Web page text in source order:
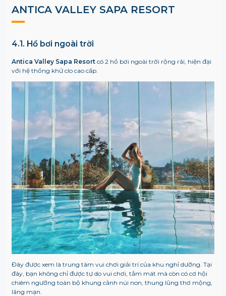
ANTICA VALLEY SAPA RESORT
4.1. Hồ bơi ngoài trời
Antica Valley Sapa Resortcó 2 hồ bơi ngoài trời rộng rãi, hiện đại
với hệ thống khử clo cao cấp.
Đây được xem là trung tâm vui chơi giải trí của khu nghỉ dưỡng. Tại
đây, bạn không chỉ được tự do vui chơi, tắm mát mà còn có cơ hội
chiêm ngưỡng toàn bộ khung cảnh núi non, thung lũng thơ mộng,
lãng mạn.